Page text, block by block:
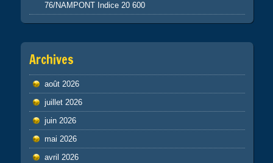
76/NAMPONT Indice 20 600
Archives
août 2026
juillet 2026
juin 2026
mai 2026
avril 2026